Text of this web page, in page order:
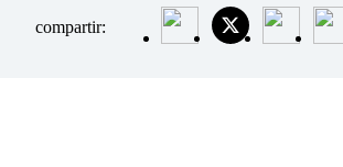
compartir: